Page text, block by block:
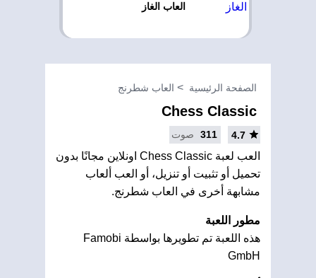
العاب الغاز
الصفحة الرئيسية العاب شطرنج
Chess Classic
4.7
311 صوت
العب لعبة Chess Classic اونلاين مجانًا بدون
تحميل أو تثبيت أو تنزيل، أو العب ألعاب
مشابهة أخرى في العاب شطرنج.
مطور اللعبة
هذه اللعبة تم تطويرها بواسطة Famobi
GmbH